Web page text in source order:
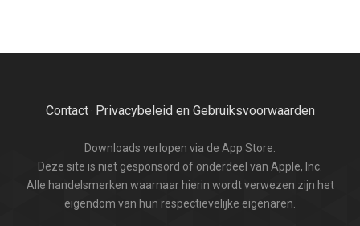
Contact· Privacybeleid en Gebruiksvoorwaarden
Downloads verlopen via de App Store.
Deze site is niet gesponsord of onderdeel van Apple, Inc.
Alle handelsmerken waarnaar hierin wordt verwezen zijn het
eigendom van hun respectievelijke eigenaren.